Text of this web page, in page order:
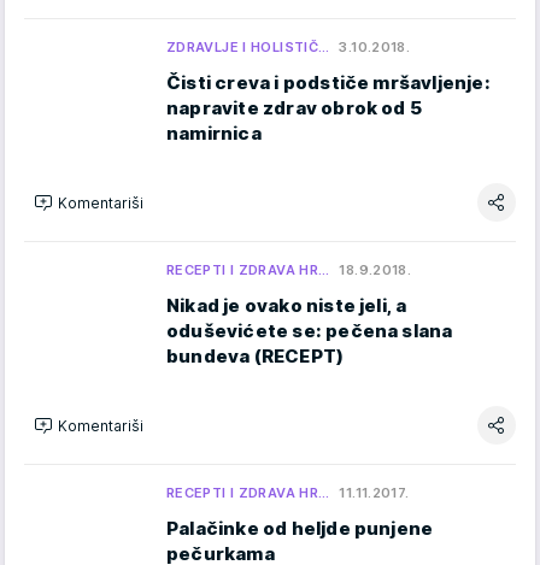
ZDRAVLJE I HOLISTIČ… 3.10.2018.
Čisti creva i podstiče mršavljenje:
napravite zdrav obrok od 5
namirnica
Komentariši
RECEPTI I ZDRAVA HR… 18.9.2018.
Nikad je ovako niste jeli, a
oduševićete se: pečena slana
bundeva (RECEPT)
Komentariši
RECEPTI I ZDRAVA HR… 11.11.2017.
Palačinke od heljde punjene
pečurkama